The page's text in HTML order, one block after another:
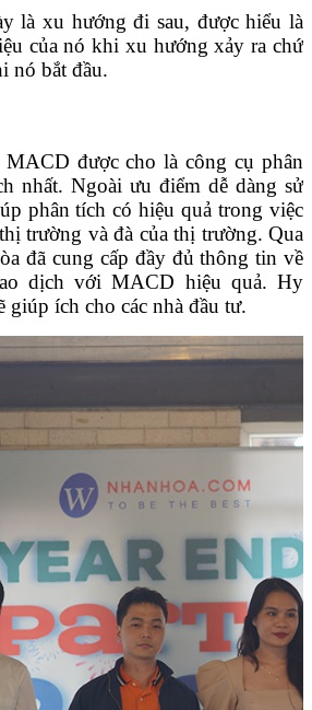
là xu hướng đi sau, được hiểu là
của nó khi xu hướng xảy ra chứ
nó bắt đầu.
được cho là công cụ phân
nhất. Ngoài ưu điểm dễ dàng sử
phân tích có hiệu quả trong việc
trường và đà của thị trường. Qua
đã cung cấp đầy đủ thông tin về
dịch với MACD hiệu quả. Hy
giúp ích cho các nhà đầu tư.